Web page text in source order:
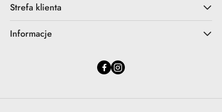
Strefa klienta
Informacje